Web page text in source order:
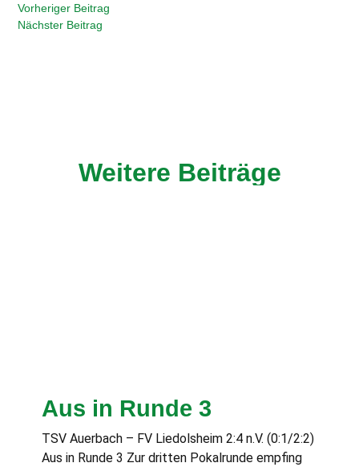
Vorheriger Beitrag
Nächster Beitrag
Weitere Beiträge
Aus in Runde 3
TSV Auerbach – FV Liedolsheim 2:4 n.V. (0:1/2:2)
Aus in Runde 3 Zur dritten Pokalrunde empfing